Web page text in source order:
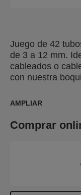
Juego de 42
de 3 a 12 mm.
cableados o
con nuestra
AMPLIAR
Comprar